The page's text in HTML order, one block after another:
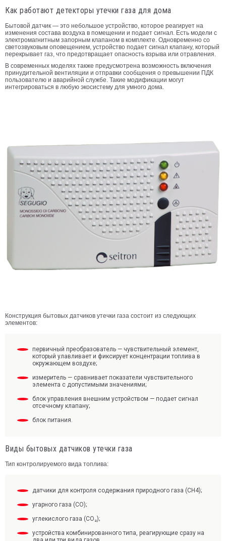
Как работают детекторы утечки газа для дома
Бытовой датчик — это небольшое устройство, которое реагирует на
изменения состава воздуха в помещении и подает сигнал. Есть модели с
электромагнитным запорным клапаном в комплекте. Одновременно со
светозвуковым оповещением, устройство подает сигнал клапану, который
перекрывает газ, что предотвращает опасность взрыва или отравления.
В современных моделях также предусмотрена возможность включения
принудительной вентиляции и отправки сообщения о превышении ПДК
пользователю и аварийной службе. Такие модификации могут
интегрироваться в любую экосистему для умного дома.
Конструкция бытовых датчиков утечки газа состоит из следующих
элементов:
первичный преобразователь — чувствительный элемент,
который улавливает и фиксирует концентрации топлива в
окружающем воздухе;
измеритель — сравнивает показатели чувствительного
элемента с допустимыми значениями;
блок управления внешним устройством — подает сигнал
отсечному клапану;
блок питания.
Виды бытовых датчиков утечки газа
Тип контролируемого вида топлива:
датчики для контроля содержания природного газа (CH4);
угарного газа (CO);
углекислого газа (CO₂);
устройства комбинированного типа, реагирующие сразу на